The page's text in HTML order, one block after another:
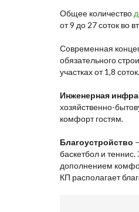
Общее количество
от 9 до 27 соток во
Современная
обязательного
участках от 1,8 соток.
Инженерная
хозяйственно-
комфорт гостям.
Благоустройство
баскетбол и
дополнением
КП располагает